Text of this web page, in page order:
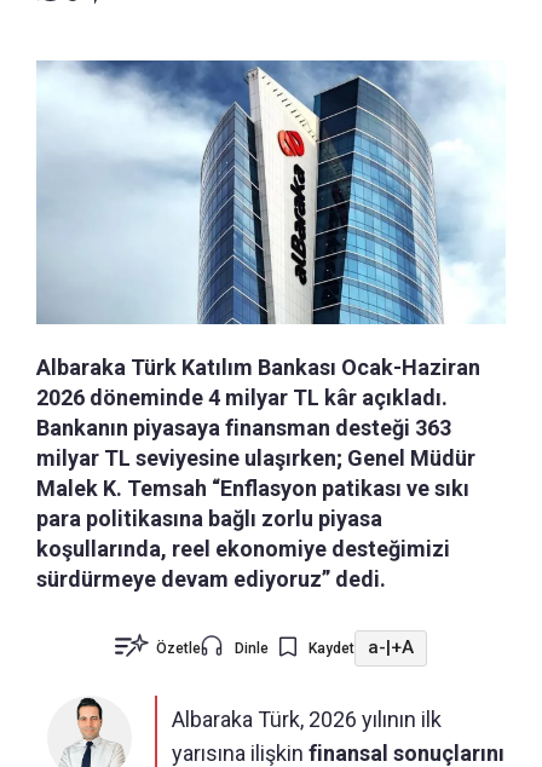
Albaraka Türk Katılım Bankası Ocak-Haziran
2026 döneminde 4 milyar TL kâr açıkladı.
Bankanın piyasaya finansman desteği 363
milyar TL seviyesine ulaşırken; Genel Müdür
Malek K. Temsah “Enflasyon patikası ve sıkı
para politikasına bağlı zorlu piyasa
koşullarında, reel ekonomiye desteğimizi
sürdürmeye devam ediyoruz” dedi.
Özetle Dinle Kaydet a- +A
Albaraka Türk, 2026 yılının ilk
yarısına ilişkin finansal sonuçlarını